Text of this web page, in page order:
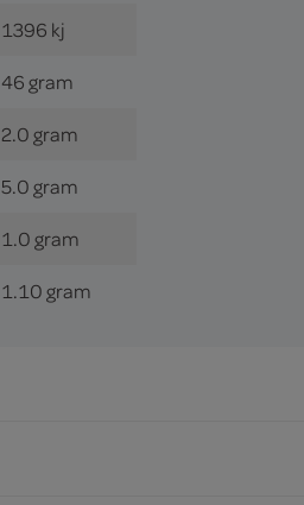
1396 kj
46 gram
2.0 gram
5.0 gram
1.0 gram
1.10 gram